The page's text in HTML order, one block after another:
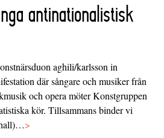
antinationalistisk
aghili/karlsson in
där sångare och musiker från
och opera möter Konstgruppen
kör. Tillsammans binder vi
>